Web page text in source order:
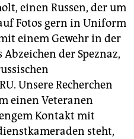
einen Russen, der um
Fotos gern in Uniform
einem Gewehr in der
der Speznaz,
Unsere Recherchen
einen Veteranen
Kontakt mit
steht,